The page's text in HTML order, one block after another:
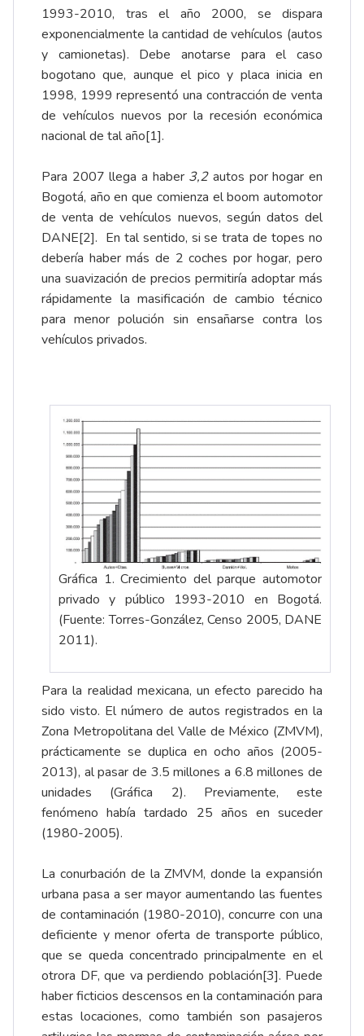
1993-2010, tras el año 2000, se dispara
exponencialmente la cantidad de vehículos (autos
y camionetas). Debe anotarse para el caso
bogotano que, aunque el pico y placa inicia en
1998, 1999 representó una contracción de venta
de vehículos nuevos por la recesión económica
nacional de tal año[1].
Para 2007 llega a haber 3,2autos por hogar en
Bogotá, año en que comienza el boom automotor
de venta de vehículos nuevos, según datos del
DANE[2]. En tal sentido, si se trata de topes no
debería haber más de 2 coches por hogar, pero
una suavización de precios permitiría adoptar más
rápidamente la masificación de cambio técnico
para menor polución sin ensañarse contra los
vehículos privados.
Gráfica 1. Crecimiento del parque automotor
privado y público 1993-2010 en Bogotá.
(Fuente: Torres-González, Censo 2005, DANE
2011).
Para la realidad mexicana, un efecto parecido ha
sido visto. El número de autos registrados en la
Zona Metropolitana del Valle de México (ZMVM),
prácticamente se duplica en ocho años (2005-
2013), al pasar de 3.5 millones a 6.8 millones de
unidades (Gráfica 2). Previamente, este
fenómeno había tardado 25 años en suceder
(1980-2005).
La conurbación de la ZMVM, donde la expansión
urbana pasa a ser mayor aumentando las fuentes
de contaminación (1980-2010), concurre con una
deficiente y menor oferta de transporte público,
que se queda concentrado principalmente en el
otrora DF, que va perdiendo población[3]. Puede
haber ficticios descensos en la contaminación para
estas locaciones, como también son pasajeros